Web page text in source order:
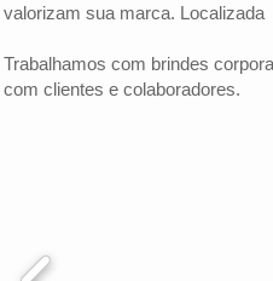
valorizam sua marca.
Trabalhamos com brindes
com clientes e colaboradores.